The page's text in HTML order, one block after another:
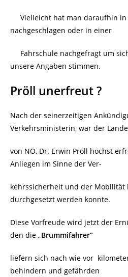
Vielleicht hat man daraufhin in
nachgeschlagen oder in einer
Fahrschule nachgefragt um
unsere Angaben stimmen.
Pröll unerfreut ?
Nach der seinerzeitigen
Verkehrsministerin, war der
von NÖ, Dr. Erwin Pröll höchst
Anliegen im Sinne der Ver-
kehrssicherheit und der Mobilität
durchgesetzt werden konnte.
Diese Vorfreude wird jetzt der
den die „Brummifahrer“
liefern sich nach wie vor
behindern und gefährden